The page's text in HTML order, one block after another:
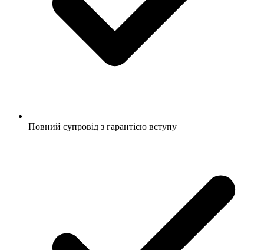
Повний супровід з гарантією вступу